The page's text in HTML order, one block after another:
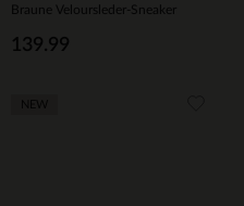
Braune Veloursleder-Sneaker
139.99